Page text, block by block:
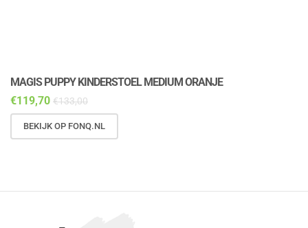
MAGIS PUPPY KINDERSTOEL MEDIUM ORANJE
€119,70 €133,00
BEKIJK OP FONQ.NL